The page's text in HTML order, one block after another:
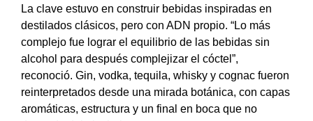
La clave estuvo en construir bebidas inspiradas en
destilados clásicos, pero con ADN propio. “Lo más
complejo fue lograr el equilibrio de las bebidas sin
alcohol para después complejizar el cóctel”,
reconoció. Gin, vodka, tequila, whisky y cognac fueron
reinterpretados desde una mirada botánica, con capas
aromáticas, estructura y un final en boca que no